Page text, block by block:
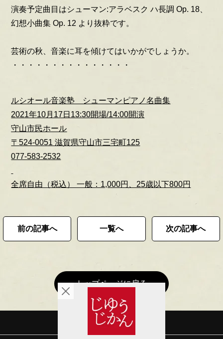
演奏予定曲目はシューマン:アラベスク ハ長調 Op. 18、
幻想小曲集 Op. 12 より抜粋です。
芸術の秋、音楽に耳を傾けてはいかがでしょうか。
・・・・・・・・・・・・・・・
ルシオール音楽塾 シューマンピアノ名曲集
2021年10月17日13:30開場/14:00開演
守山市民ホール
〒524-0051 滋賀県守山市三宅町125
077-583-2532
全席自由（税込） 一般：1,000円、25歳以下800円
前の記事へ 一覧へ 次の記事へ
トップページに戻る
会社概要